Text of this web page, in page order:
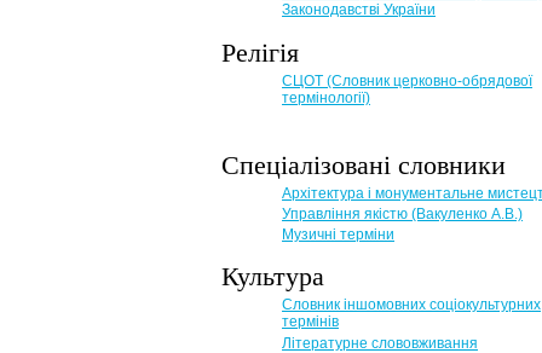
Законодавстві України
Релігія
СЦОТ (Словник церковно-обрядової
термінології)
Спеціалізовані словники
Архітектура і монументальне
Управління якістю (Вакуленко А.В.)
Музичні терміни
Культура
Словник іншомовних соціокультурних
термінів
Літературне слововживання